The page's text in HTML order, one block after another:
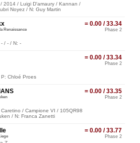
2014 / Luigi D'amaury / Kannan /
Noyez / N: Guy Martin
= 0.00 / 33.34
Phase 2
Renaissance
/ - / N: -
= 0.00 / 33.34
Phase 2
Chloé Proes
= 0.00 / 33.35
Phase 2
/ Campione VI / 105QR98
/ N: Franca Zanetti
= 0.00 / 33.77
Phase 2